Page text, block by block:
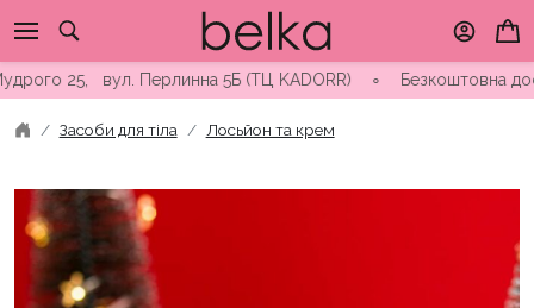
to
contentвул. Перлинна 5Б (ТЦ KADORR) ∘ Безкоштовна доставка
Засоби для тіла Лосьйон та крем